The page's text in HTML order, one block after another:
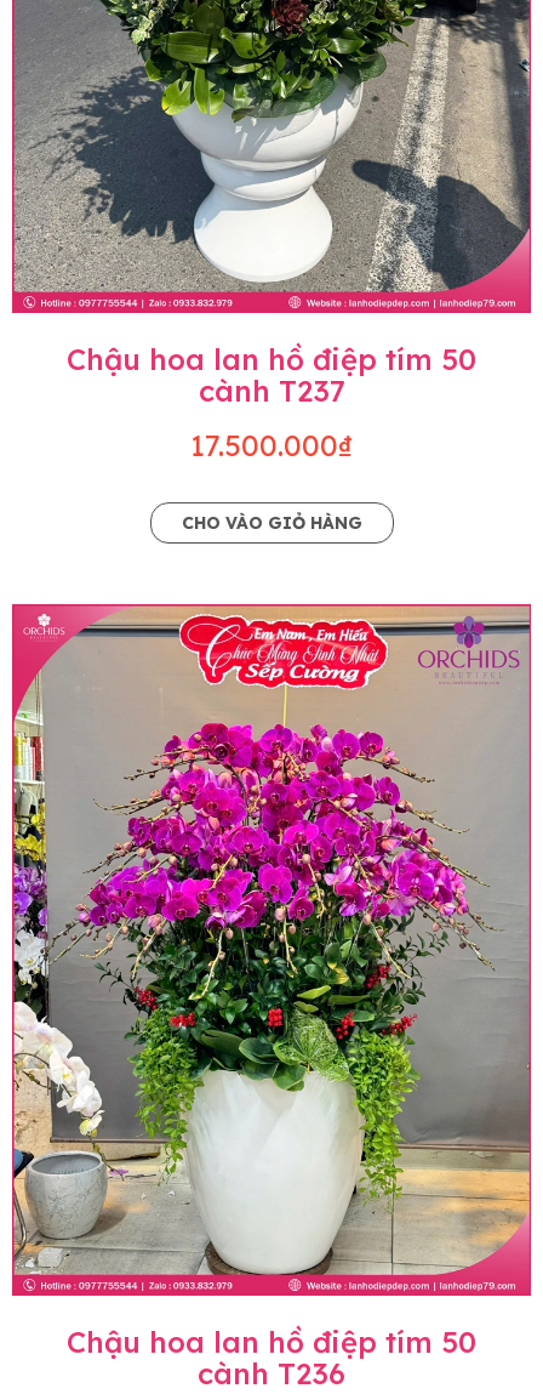
Chậu hoa lan hồ điệp tím 50
cành T237
17.500.000₫
CHO VÀO GIỎ HÀNG
Chậu hoa lan hồ điệp tím 50
cành T236